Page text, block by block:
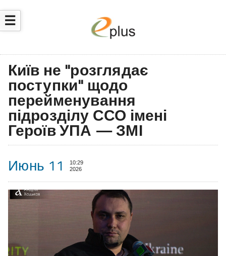
☰
Київ не "розглядає
поступки" щодо
перейменування
підрозділу ССО імені
Героїв УПА — ЗМІ
Июнь 11
10:29
2026